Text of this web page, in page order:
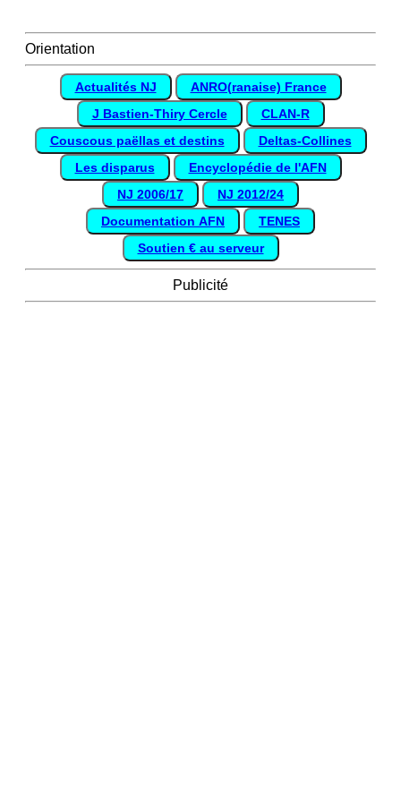
Orientation
Actualités NJ
ANRO(ranaise) France
J Bastien-Thiry Cercle
CLAN-R
Couscous paëllas et destins
Deltas-Collines
Les disparus
Encyclopédie de l'AFN
NJ 2006/17
NJ 2012/24
Documentation AFN
TENES
Soutien € au serveur
Publicité